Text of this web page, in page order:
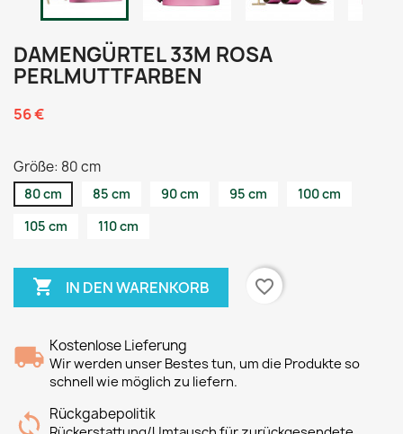
DAMENGÜRTEL 33M ROSA
PERLMUTTFARBEN
56 €
Größe: 80 cm
80 cm 85 cm 90 cm 95 cm
100 cm
105 cm
110 cm
 IN DEN WARENKORB favorite_border
Kostenlose Lieferung
Wir werden unser Bestes tun, um die Produkte so
schnell wie möglich zu liefern.
Rückgabepolitik